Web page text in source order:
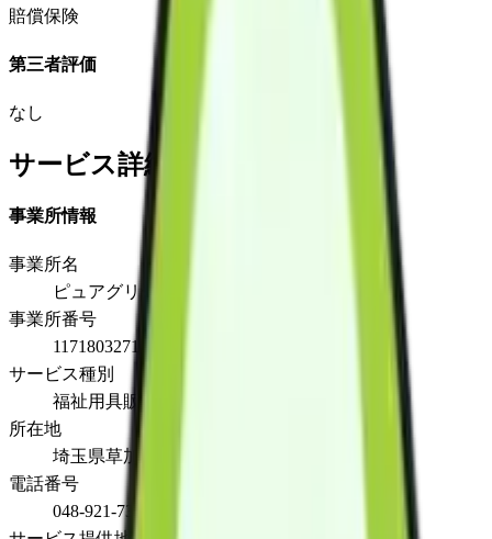
賠償保険
第三者評価
なし
サービス詳細
事業所情報
事業所名
ピュアグリーン
事業所番号
1171803271
サービス種別
福祉用具販売
所在地
埼玉県草加市花栗3-11-24
電話番号
048-921-7333